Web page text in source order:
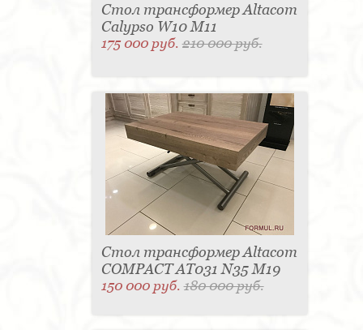
Стол трансформер Altacom
Calypso W10 M11
175 000 руб.210 000 руб.
Стол трансформер Altacom
COMPACT AT031 N35 M19
150 000 руб.180 000 руб.